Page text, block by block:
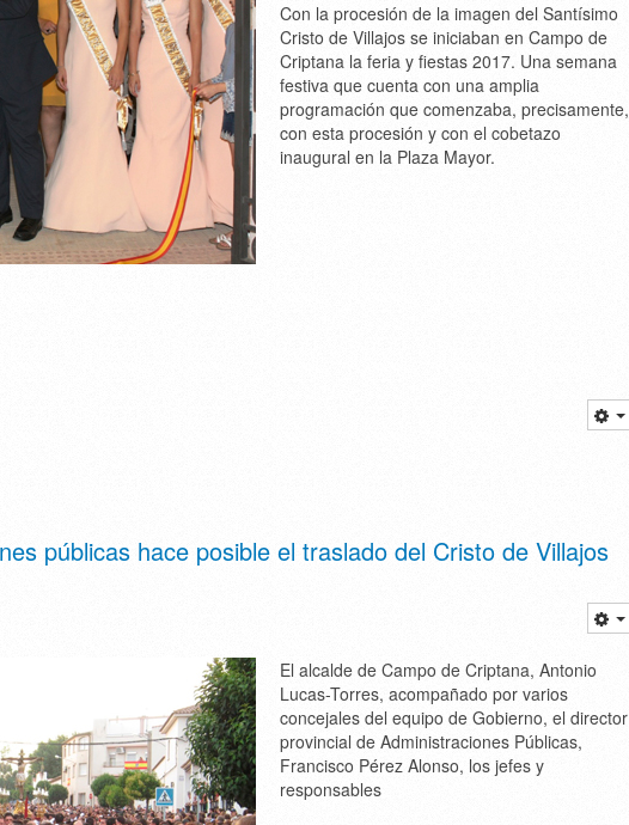
Con la procesión de la imagen del Santísimo
Cristo de Villajos se iniciaban en Campo de
Criptana la feria y fiestas 2017. Una semana
festiva que cuenta con una amplia
programación que comenzaba, precisamente,
con esta procesión y con el cobetazo
inaugural en la Plaza Mayor.
públicas hace posible el traslado del Cristo de Villajos
El alcalde de Campo de Criptana, Antonio
Lucas-Torres, acompañado por varios
concejales del equipo de Gobierno, el director
provincial de Administraciones Públicas,
Francisco Pérez Alonso, los jefes y
responsables